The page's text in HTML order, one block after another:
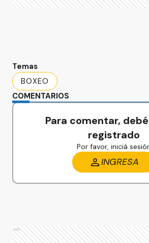
Temas
BOXEO
COMENTARIOS
Para comentar,
registrado
Por favor, iniciá
INGRESA
Ads